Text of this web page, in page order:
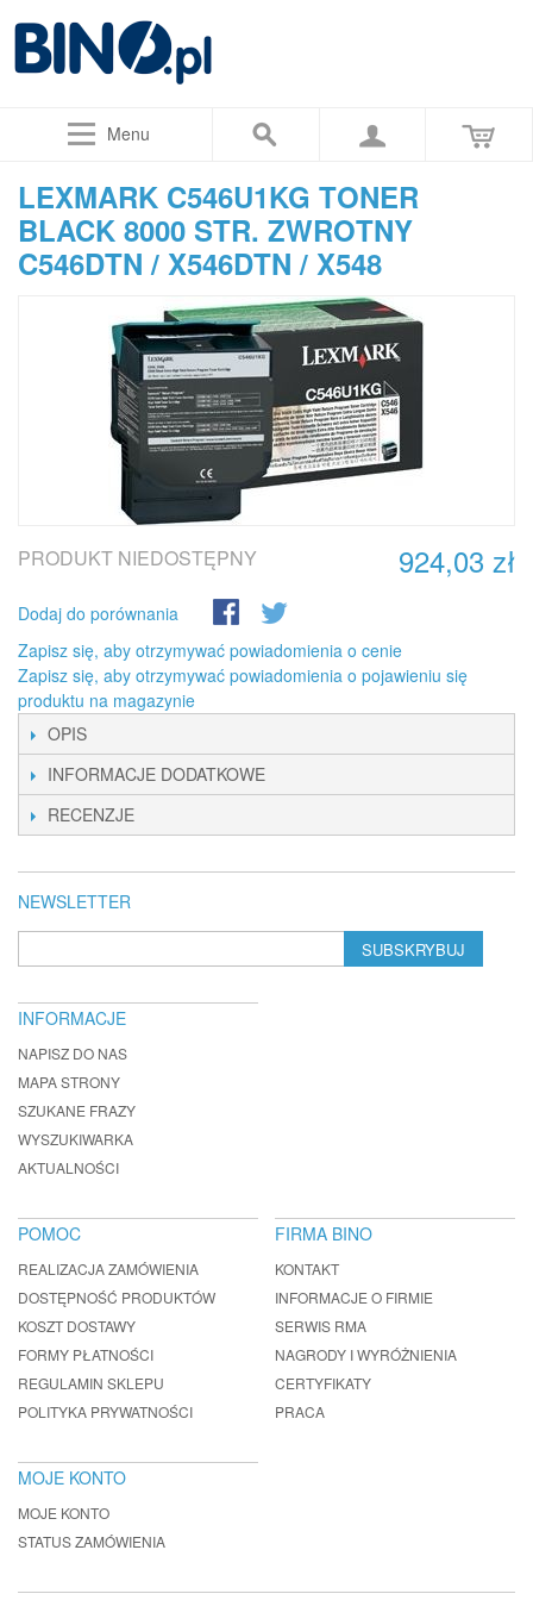
Menu
LEXMARK C546U1KG TONER
BLACK 8000 STR. ZWROTNY
C546DTN / X546DTN / X548
924,03 zł
PRODUKT NIEDOSTĘPNY
Dodaj do porównania
Zapisz się, aby otrzymywać powiadomienia o cenie
Zapisz się, aby otrzymywać powiadomienia o pojawieniu się
produktu na magazynie
OPIS
INFORMACJE DODATKOWE
RECENZJE
NEWSLETTER
SUBSKRYBUJ
INFORMACJE
NAPISZ DO NAS
MAPA STRONY
SZUKANE FRAZY
WYSZUKIWARKA
AKTUALNOŚCI
POMOC
REALIZACJA ZAMÓWIENIA
DOSTĘPNOŚĆ PRODUKTÓW
KOSZT DOSTAWY
FORMY PŁATNOŚCI
REGULAMIN SKLEPU
POLITYKA PRYWATNOŚCI
FIRMA BINO
KONTAKT
INFORMACJE O FIRMIE
SERWIS RMA
NAGRODY I WYRÓŻNIENIA
CERTYFIKATY
PRACA
MOJE KONTO
MOJE KONTO
STATUS ZAMÓWIENIA